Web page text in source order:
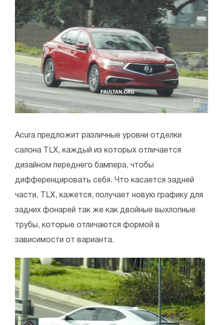
Acura предложит различные уровни отделки
салона TLX, каждый из которых отличается
дизайном переднего бампера, чтобы
дифференцировать себя. Что касается задней
части, TLX, кажется, получает новую графику для
задних фонарей так же как двойные выхлопные
трубы, которые отличаются формой в
зависимости от варианта.